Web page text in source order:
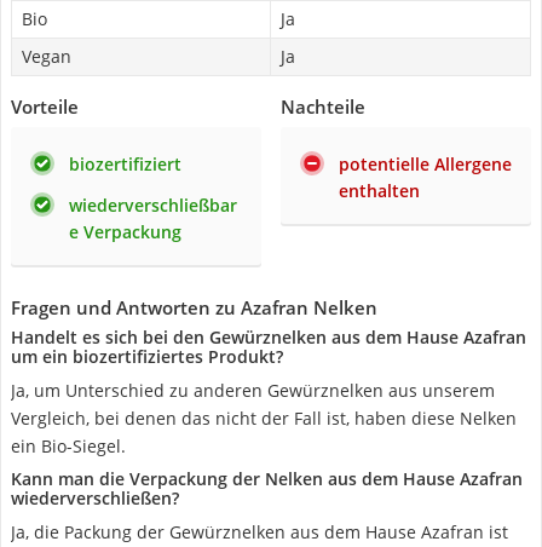
Bio
Ja
Vegan
Ja
Vorteile
biozertifiziert
wiederverschließbar
e Verpackung
Nachteile
potentielle Allergene
enthalten
Fragen und Antworten zu Azafran Nelken
Handelt es sich bei den Gewürznelken aus dem Hause Azafran
um ein biozertifiziertes Produkt?
Ja, um Unterschied zu anderen Gewürznelken aus unserem
Vergleich, bei denen das nicht der Fall ist, haben diese Nelken
ein Bio-Siegel.
Kann man die Verpackung der Nelken aus dem Hause Azafran
wiederverschließen?
Ja, die Packung der Gewürznelken aus dem Hause Azafran ist